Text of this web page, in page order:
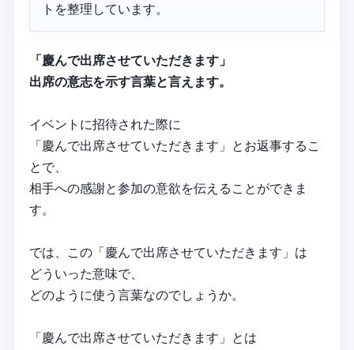
トを整理しています。
「慶んで出席させていただきます」
出席の意志を示す言葉と言えます。
イベントに招待された際に
「慶んで出席させていただきます」とお返事するこ
とで、
相手への感謝と参加の意欲を伝えることができま
す。
では、この「慶んで出席させていただきます」は
どういった意味で、
どのように使う言葉なのでしょうか。
「慶んで出席させていただきます」とは